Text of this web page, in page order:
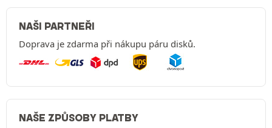
NAŠI PARTNEŘI
Doprava je zdarma při nákupu páru disků.
NAŠE ZPŮSOBY PLATBY